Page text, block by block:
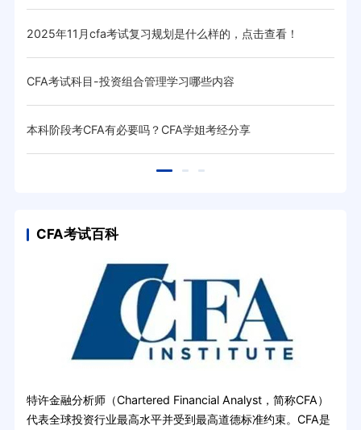
了！
2025年11月cfa考试复习规划是什么样的，点击查看！
CFA考试科目-投资组合管理学习哪些内容
本科阶段考CFA有必要吗？CFA学姐考经分享
CFA考试百科
特许金融分析师（Chartered Financial Analyst，简称CFA）
代表全球投资行业最高水平并受到最高道德标准约束。CFA是